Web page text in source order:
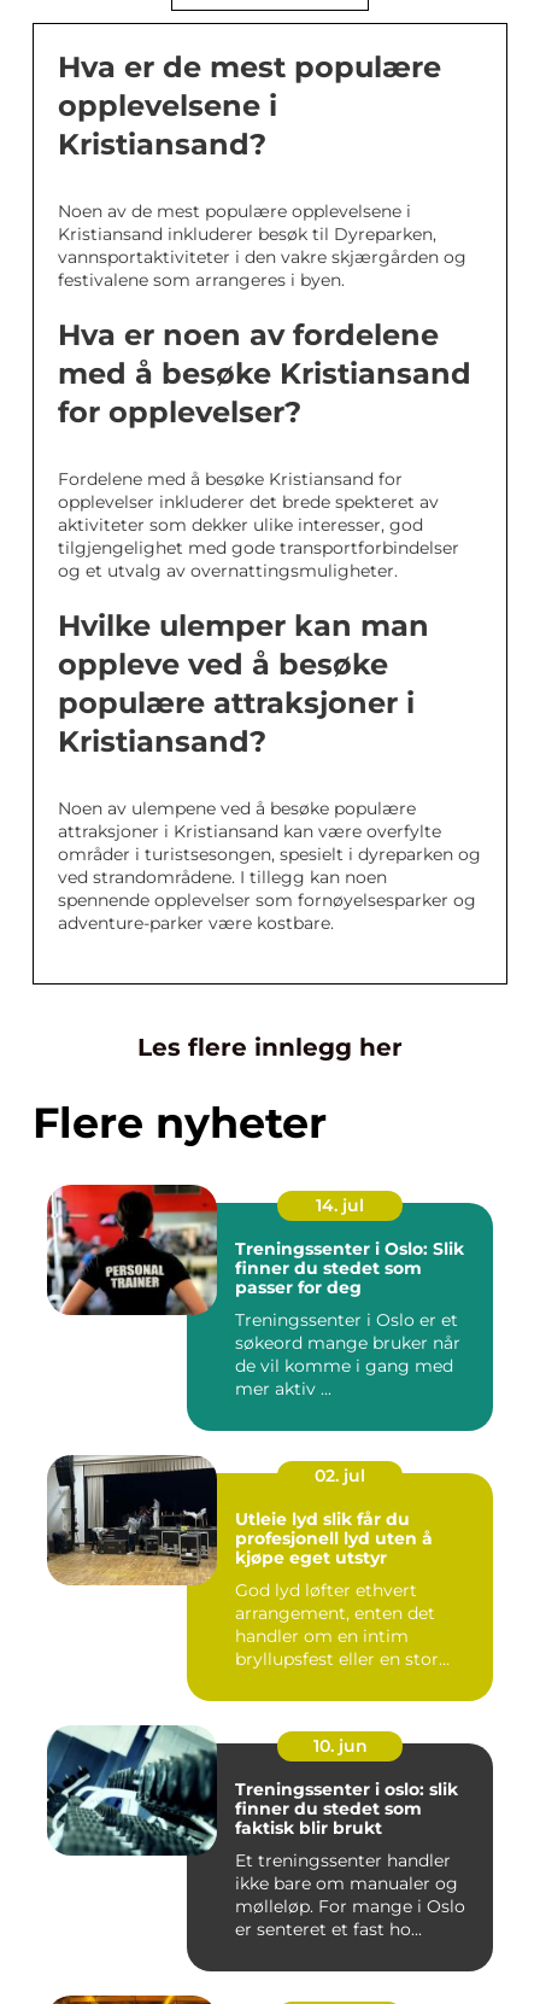
Hva er de mest populære
opplevelsene i
Kristiansand?
Noen av de mest populære opplevelsene i
Kristiansand inkluderer besøk til Dyreparken,
vannsportaktiviteter i den vakre skjærgården og
festivalene som arrangeres i byen.
Hva er noen av fordelene
med å besøke Kristiansand
for opplevelser?
Fordelene med å besøke Kristiansand for
opplevelser inkluderer det brede spekteret av
aktiviteter som dekker ulike interesser, god
tilgjengelighet med gode transportforbindelser
og et utvalg av overnattingsmuligheter.
Hvilke ulemper kan man
oppleve ved å besøke
populære attraksjoner i
Kristiansand?
Noen av ulempene ved å besøke populære
attraksjoner i Kristiansand kan være overfylte
områder i turistsesongen, spesielt i dyreparken og
ved strandområdene. I tillegg kan noen
spennende opplevelser som fornøyelsesparker og
adventure-parker være kostbare.
Les flere innlegg her
Flere nyheter
14. jul
Treningssenter i Oslo: Slik
finner du stedet som
passer for deg
Treningssenter i Oslo er et
søkeord mange bruker når
de vil komme i gang med
mer aktiv ...
02. jul
Utleie lyd slik får du
profesjonell lyd uten å
kjøpe eget utstyr
God lyd løfter ethvert
arrangement, enten det
handler om en intim
bryllupsfest eller en stor
10. jun
Treningssenter i oslo: slik
finner du stedet som
faktisk blir brukt
Et treningssenter handler
ikke bare om manualer og
mølleløp. For mange i Oslo
er senteret et fast ho...